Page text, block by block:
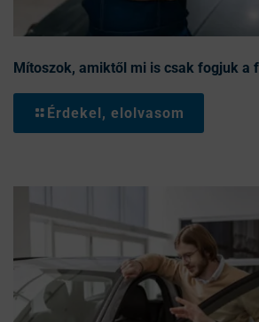
Mítoszok, amiktől mi is csak fogjuk a
Érdekel, elolvasom